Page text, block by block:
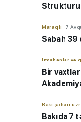
Strukturu
Maraqlı 7
Sabah 39
İmtahanlar və
Bir
Bakı şəhəri
Bakıda 7